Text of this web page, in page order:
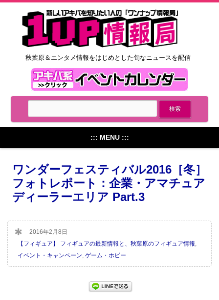
秋葉原＆エンタメ情報をはじめとした旬なニュースを配信
::: MENU :::
ワンダーフェスティバル2016［冬］
フォトレポート：企業・アマチュア
ディーラーエリア Part.3
2016年2月8日
【フィギュア】 フィギュアの最新情報と、秋葉原のフィギュア情報
イベント・キャンペーン ゲーム・ホビー